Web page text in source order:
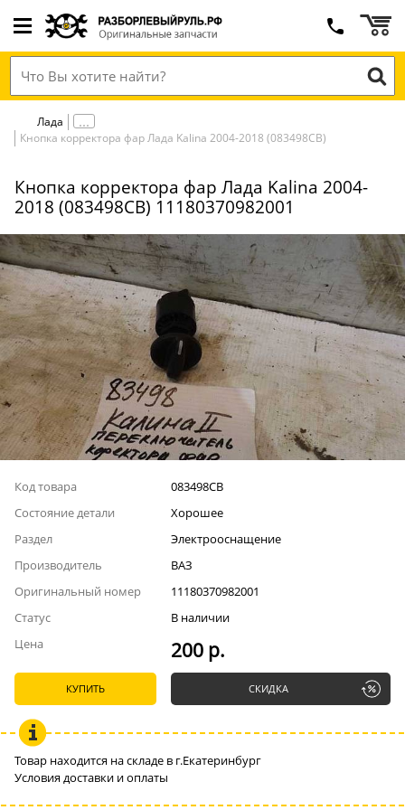
Лада
Кнопка корректора фар Лада Kalina 2004-2018 (083498СВ)
Кнопка корректора фар Лада Kalina 2004-
2018 (083498СВ) 11180370982001
Код товара
083498СВ
Состояние детали
Хорошее
Раздел
Электрооснащение
Производитель
ВАЗ
Оригинальный номер
11180370982001
Статус
В наличии
Цена
200 р.
КУПИТЬ СКИДКА
Товар находится на складе в г.Екатеринбург
Условия доставки и оплаты